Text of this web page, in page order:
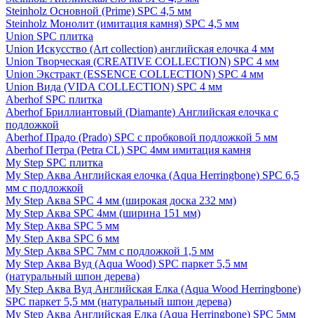
Steinholz Основной (Prime) SPC 4,5 мм
Steinholz Монолит (имитация камня) SPC 4,5 мм
Union SPC плитка
Union Искусство (Art collection) английская елочка 4 мм
Union Творческая (CREATIVE COLLECTION) SPC 4 мм
Union Экстракт (ESSENCE COLLECTION) SPC 4 мм
Union Вида (VIDA COLLECTION) SPC 4 мм
Aberhof SPC плитка
Aberhof Бриллиантовый (Diamante) Английская елочка с
подложкой
Aberhof Прадо (Prado) SPC с пробковой подложкой 5 мм
Aberhof Петра (Petra CL) SPC 4мм имитация камня
My Step SPC плитка
My Step Аква Английская елочка (Aqua Herringbone) SPC 6,5
мм с подложкой
My Step Аква SPC 4 мм (широкая доска 232 мм)
My Step Аква SPC 4мм (ширина 151 мм)
My Step Аква SPC 5 мм
My Step Аква SPC 6 мм
My Step Аква SPC 7мм c подложкой 1,5 мм
My Step Аква Вуд (Aqua Wood) SPC паркет 5,5 мм
(натуральный шпон дерева)
My Step Аква Вуд Английская Елка (Aqua Wood Herringbone)
SPC паркет 5,5 мм (натуральный шпон дерева)
My Step Аква Английская Елка (Aqua Herringbone) SPC 5мм